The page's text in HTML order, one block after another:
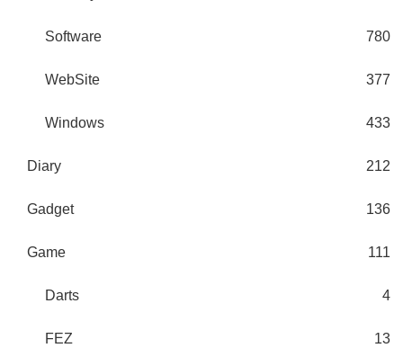
Software 780
WebSite 377
Windows 433
Diary 212
Gadget 136
Game 111
Darts 4
FEZ 13